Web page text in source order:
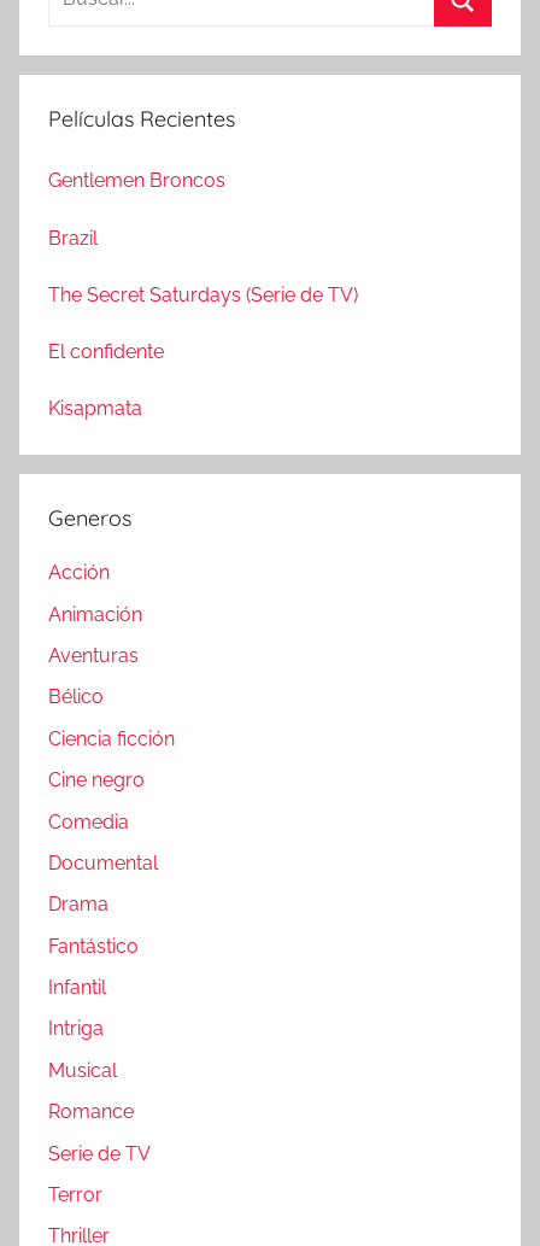
s
a
:
u
Películas Recientes
Gentlemen Broncos
Brazil
The Secret Saturdays (Serie de TV)
El confidente
Kisapmata
Generos
Acción
Animación
Aventuras
Bélico
Ciencia ficción
Cine negro
Comedia
Documental
Drama
Fantástico
Infantil
Intriga
Musical
Romance
Serie de TV
Terror
Thriller